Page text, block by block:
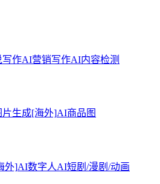
写作AI营销写作AI内容检测
生成[海外]AI商品图
外]AI数字人AI短剧/漫剧/动画